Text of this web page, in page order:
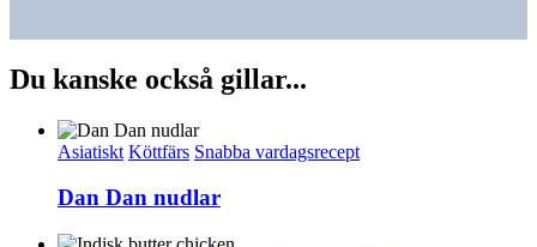
Du kanske också gillar...
Asiatiskt Köttfärs Snabba vardagsrecept
Dan Dan nudlar